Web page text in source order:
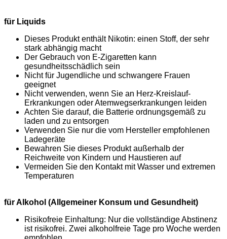
für Liquids
Dieses Produkt enthält Nikotin: einen Stoff, der sehr
stark abhängig macht
Der Gebrauch von E-Zigaretten kann
gesundheitsschädlich sein
Nicht für Jugendliche und schwangere Frauen
geeignet
Nicht verwenden, wenn Sie an Herz-Kreislauf-
Erkrankungen oder Atemwegserkrankungen leiden
Achten Sie darauf, die Batterie ordnungsgemäß zu
laden und zu entsorgen
Verwenden Sie nur die vom Hersteller empfohlenen
Ladegeräte
Bewahren Sie dieses Produkt außerhalb der
Reichweite von Kindern und Haustieren auf
Vermeiden Sie den Kontakt mit Wasser und extremen
Temperaturen
für Alkohol (Allgemeiner Konsum und Gesundheit)
Risikofreie Einhaltung: Nur die vollständige Abstinenz
ist risikofrei. Zwei alkoholfreie Tage pro Woche werden